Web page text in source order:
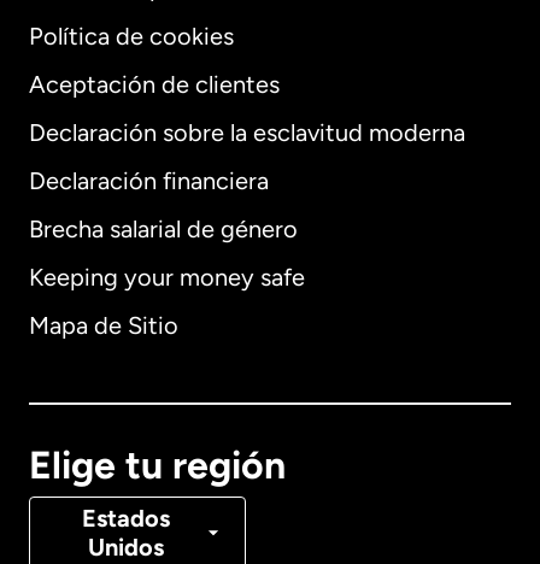
Política de cookies
Aceptación de clientes
Declaración sobre la esclavitud moderna
Declaración financiera
Brecha salarial de género
Keeping your money safe
Mapa de Sitio
Elige tu región
Estados
Unidos
Internacional English
Alemania
Canadá Français